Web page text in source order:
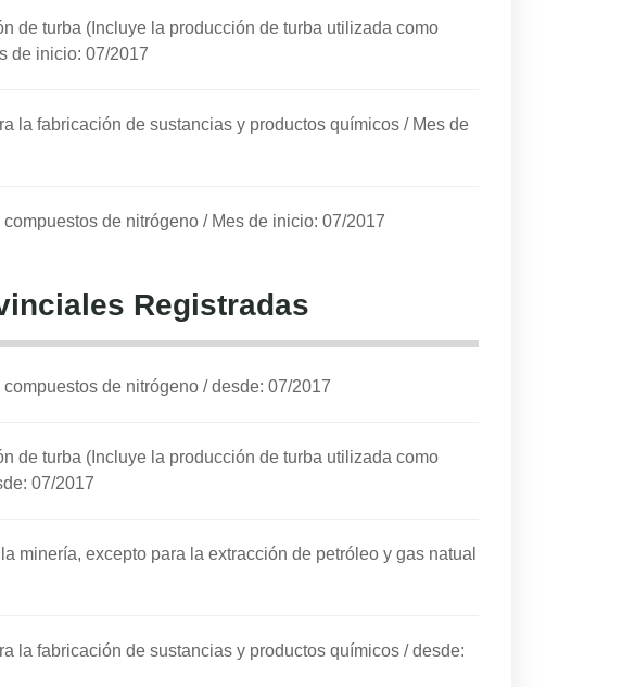
de turba (Incluye la producción de turba utilizada como
de inicio: 07/2017
la fabricación de sustancias y productos químicos / Mes de
de nitrógeno / Mes de inicio: 07/2017
Registradas
de nitrógeno /desde: 07/2017
de turba (Incluye la producción de turba utilizada como
07/2017
minería, excepto para la extracción de petróleo y gas natual
la fabricación de sustancias y productos químicos /desde: